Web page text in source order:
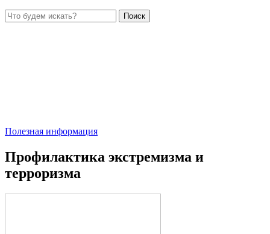
Полезная информация
Профилактика экстремизма и
терроризма